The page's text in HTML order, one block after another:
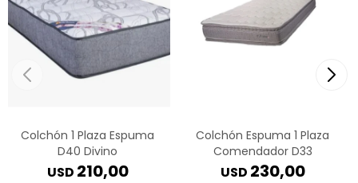
Colchón 1 Plaza Espuma
D40 Divino
USD 210,00
Colchón Espuma 1 Plaza
Comendador D33
USD 230,00